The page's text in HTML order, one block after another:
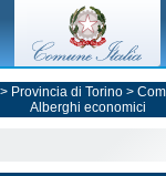
> Provincia di Torino >
Alberghi economici